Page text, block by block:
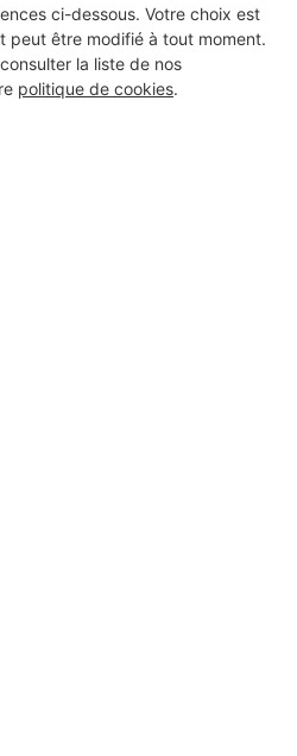
ci-dessous. Votre choix est
peut être modifié à tout moment.
la liste de nos
politique de cookies.